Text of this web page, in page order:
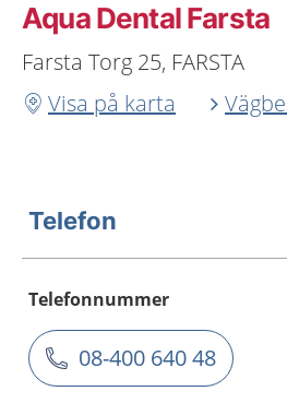
Aqua Dental Farsta
Farsta Torg 25, FARSTA
Visa på karta
Telefon
Telefonnummer
08-400 640 48